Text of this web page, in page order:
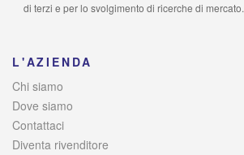
di terzi e per lo svolgimento di ricerche di mercato.
L'AZIENDA
Chi siamo
Dove siamo
Contattaci
Diventa rivenditore